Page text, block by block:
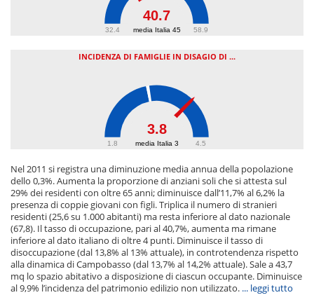
media Italia 45
40.7
32.4 58.9
INCIDENZA DI FAMIGLIE IN DISAGIO DI ...
media Italia 3
3.8
1.8 4.5
Nel 2011 si registra una diminuzione media annua della popolazione
dello 0,3%. Aumenta la proporzione di anziani soli che si attesta sul
29% dei residenti con oltre 65 anni; diminuisce dall’11,7% al 6,2% la
presenza di coppie giovani con figli. Triplica il numero di stranieri
residenti (25,6 su 1.000 abitanti) ma resta inferiore al dato nazionale
(67,8). Il tasso di occupazione, pari al 40,7%, aumenta ma rimane
inferiore al dato italiano di oltre 4 punti. Diminuisce il tasso di
disoccupazione (dal 13,8% al 13% attuale), in controtendenza rispetto
alla dinamica di Campobasso (dal 13,7% al 14,2% attuale). Sale a 43,7
mq lo spazio abitativo a disposizione di ciascun occupante. Diminuisce
al 9,9% l’incidenza del patrimonio edilizio non utilizzato. ... leggi tutto